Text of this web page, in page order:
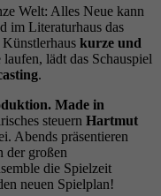
Welt: Alles Neue kann
im Literaturhaus das
kurze und
lädt das Schauspiel
.
Made in
steuern Hartmut
Abends präsentieren
der großen
die Spielzeit
neuen Spielplan!
verwendet wird, um
zu